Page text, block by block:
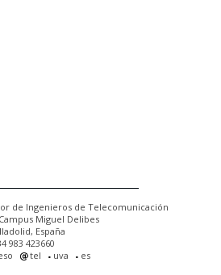
de Ingenieros de Telecomunicación
Miguel Delibes
España
983 423660
tel uva es